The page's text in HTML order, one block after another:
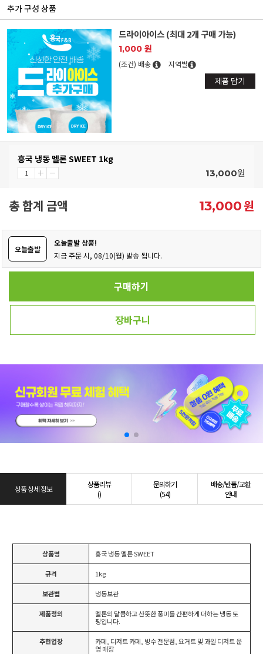
추가 구성 상품
드라이아이스 (최대 2개 구매 가능)
1,000 원
(조건) 배송 지역별
제품 담기
흥국 냉동 멜론 SWEET 1kg
13,000원
총 합계 금액 13,000원
오늘출발
오늘출발 상품!
지금 주문 시, 08/10(월) 발송 됩니다.
구매하기
장바구니
상품 상세 정보
상품리뷰
()
문의하기
(54)
배송/반품/교환
안내
상품명 흥국 냉동 멜론 SWEET
규격 1kg
보관법 냉동보관
제품정의
멜론의 달콤하고 산뜻한 풍미를 간편하게 더하는 냉동 토
핑입니다.
추천업장
카페, 디저트 카페, 빙수 전문점, 요거트 및 과일 디저트 운
영 매장